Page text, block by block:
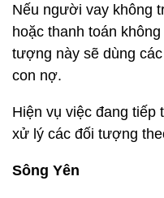
Nếu người vay không
hoặc thanh toán
tượng này sẽ dùng
con nợ.
Hiện vụ việc đang
xử lý các đối tượng
Sông Yên